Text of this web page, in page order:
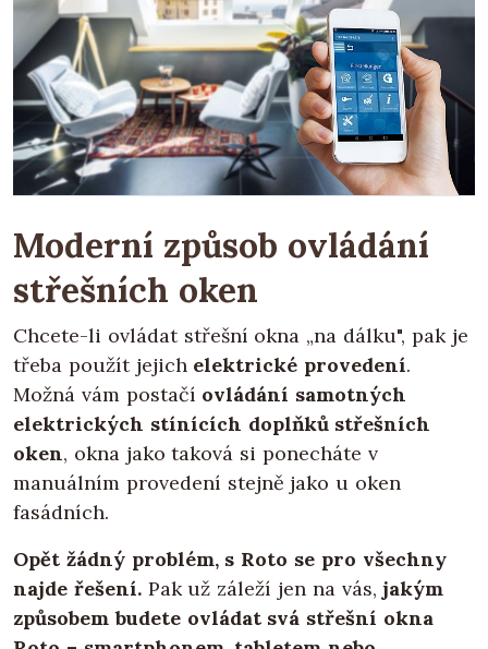
Moderní způsob ovládání
střešních oken
Chcete-li ovládat střešní okna „na dálku", pak je
třeba použít jejich elektrické provedení.
Možná vám postačí ovládání samotných
elektrických stínících doplňků střešních
oken, okna jako taková si ponecháte v
manuálním provedení stejně jako u oken
fasádních.
Opět žádný problém, s Roto se pro všechny
najde řešení.Pak už záleží jen na vás, jakým
způsobem budete ovládat svá střešní okna